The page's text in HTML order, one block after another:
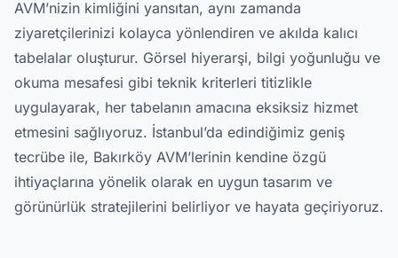
AVM’nizin kimliğini yansıtan, aynı zamanda
ziyaretçilerinizi kolayca yönlendiren ve akılda kalıcı
tabelalar oluşturur. Görsel hiyerarşi, bilgi yoğunluğu ve
okuma mesafesi gibi teknik kriterleri titizlikle
uygulayarak, her tabelanın amacına eksiksiz hizmet
etmesini sağlıyoruz. İstanbul’da edindiğimiz geniş
tecrübe ile, Bakırköy AVM’lerinin kendine özgü
ihtiyaçlarına yönelik olarak en uygun tasarım ve
görünürlük stratejilerini belirliyor ve hayata geçiriyoruz.